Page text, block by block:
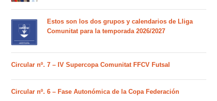
Estos son los dos grupos y calendarios de Lliga
Comunitat para la temporada 2026/2027
Circular nº. 7 – IV Supercopa Comunitat FFCV Futsal
Circular nº. 6 – Fase Autonómica de la Copa Federación